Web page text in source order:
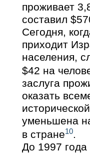
проживает
составил
Сегодня,
приходит
населения,
$42 на
заслуга
оказать
уменьшена
в стране10.
До 1997 года